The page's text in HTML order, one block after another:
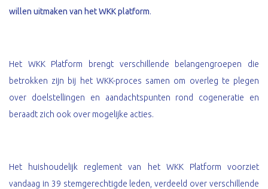
willen uitmaken van het WKK platform.
Het WKK Platform brengt verschillende belangengroepen die
betrokken zijn bij het WKK-proces samen om overleg te plegen
over doelstellingen en aandachtspunten rond cogeneratie en
beraadt zich ook over mogelijke acties.
Het huishoudelijk reglement van het WKK Platform voorziet
vandaag in 39 stemgerechtigde leden, verdeeld over verschillende